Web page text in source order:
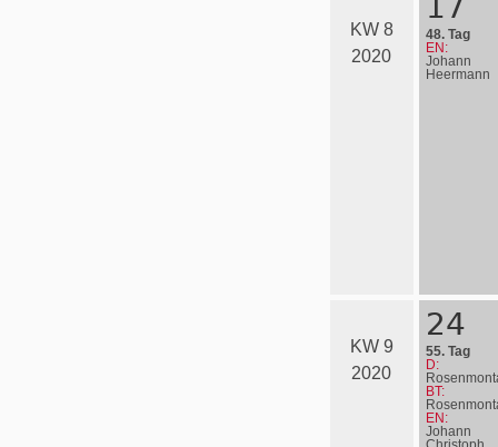
KW 8
2020
17
48. Tag
EN:
Johann
Heermann
KW 9
2020
24
55. Tag
D:
BT:
EN:
Johann